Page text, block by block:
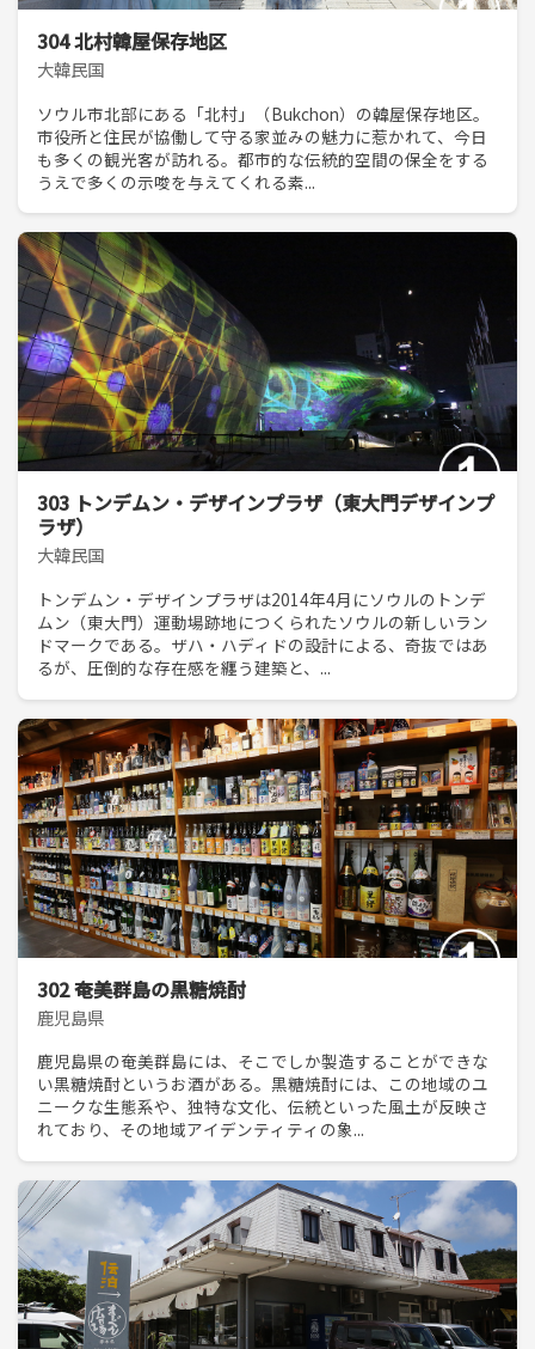
304 北村韓屋保存地区
大韓民国
ソウル市北部にある「北村」（Bukchon）の韓屋保存地区。
市役所と住民が協働して守る家並みの魅力に惹かれて、今日
も多くの観光客が訪れる。都市的な伝統的空間の保全をする
うえで多くの示唆を与えてくれる素...
303 トンデムン・デザインプラザ（東大門デザインプ
ラザ）
大韓民国
トンデムン・デザインプラザは2014年4月にソウルのトンデ
ムン（東大門）運動場跡地につくられたソウルの新しいラン
ドマークである。ザハ・ハディドの設計による、奇抜ではあ
るが、圧倒的な存在感を纏う建築と、...
302 奄美群島の黒糖焼酎
鹿児島県
鹿児島県の奄美群島には、そこでしか製造することができな
い黒糖焼酎というお酒がある。黒糖焼酎には、この地域のユ
ニークな生態系や、独特な文化、伝統といった風土が反映さ
れており、その地域アイデンティティの象...